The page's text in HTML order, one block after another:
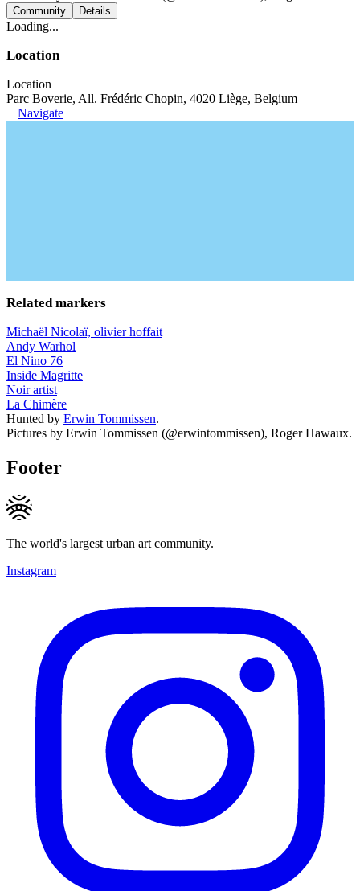
Community Details
Loading...
Location
Location
Parc Boverie, All. Frédéric Chopin, 4020 Liège, Belgium
Navigate
Related markers
Michaël Nicolaï, olivier hoffait
Andy Warhol
El Nino 76
Inside Magritte
Noir artist
La Chimère
Hunted by Erwin Tommissen.
Pictures by Erwin Tommissen (@erwintommissen), Roger Hawaux.
Footer
The world's largest urban art community.
Instagram